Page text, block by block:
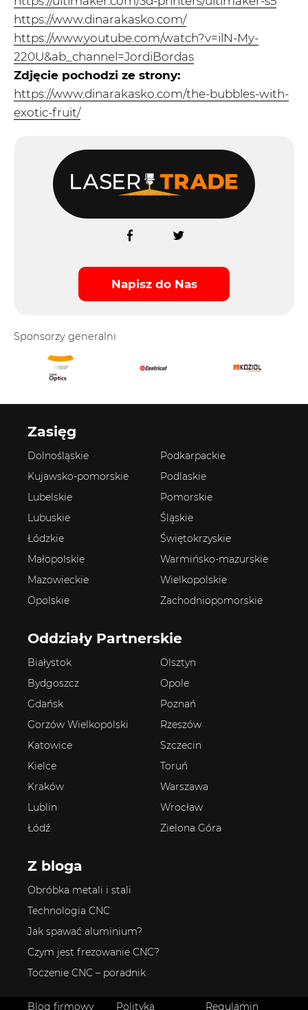
https://www.dinarakasko.com/
https://www.youtube.com/watch?v=ilN-My-
220U&ab_channel=JordiBordas
Zdjęcie pochodzi ze strony:
https://www.dinarakasko.com/the-bubbles-with-
exotic-fruit/
Napisz do Nas
Sponsorzy generalni
Zasięg
Dolnośląskie
Kujawsko-pomorskie
Lubelskie
Lubuskie
Łódzkie
Małopolskie
Mazowieckie
Opolskie
Podkarpackie
Podlaskie
Pomorskie
Śląskie
Świętokrzyskie
Warmińsko-mazurskie
Wielkopolskie
Zachodniopomorskie
Oddziały Partnerskie
Białystok
Bydgoszcz
Gdańsk
Gorzów Wielkopolski
Katowice
Kielce
Kraków
Lublin
Łódź
Olsztyn
Opole
Poznań
Rzeszów
Szczecin
Toruń
Warszawa
Wrocław
Zielona Góra
Z bloga
Obróbka metali i stali
Technologia CNC
Jak spawać aluminium?
Czym jest frezowanie CNC?
Toczenie CNC – poradnik
Blog firmowy Polityka Regulamin